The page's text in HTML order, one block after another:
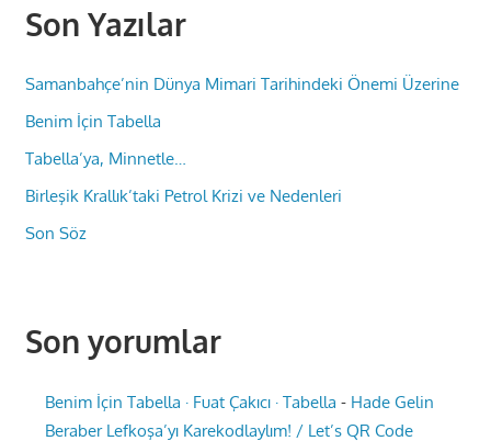
Son Yazılar
Samanbahçe’nin Dünya Mimari Tarihindeki Önemi Üzerine
Benim İçin Tabella
Tabella’ya, Minnetle…
Birleşik Krallık’taki Petrol Krizi ve Nedenleri
Son Söz
Son yorumlar
Benim İçin Tabella · Fuat Çakıcı · Tabella - Hade Gelin
Beraber Lefkoşa’yı Karekodlaylım! / Let’s QR Code